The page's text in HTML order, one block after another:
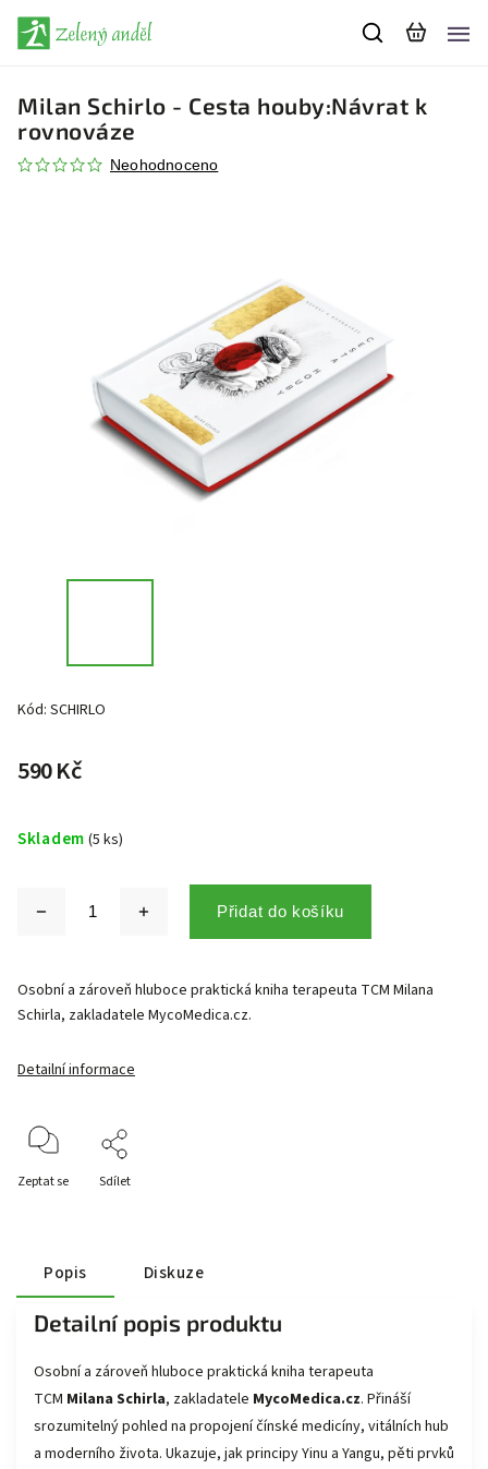
Milan Schirlo - Cesta houby:Návrat k
rovnováze
Neohodnoceno
Kód: SCHIRLO
590 Kč
Skladem (5 ks)
Přidat do košíku
Osobní a zároveň hluboce praktická kniha terapeuta TCM Milana
Schirla, zakladatele MycoMedica.cz.
Detailní informace
Zeptat se Sdílet
Popis Diskuze
Detailní popis produktu
Osobní a zároveň hluboce praktická kniha terapeuta
TCM Milana Schirla, zakladatele MycoMedica.cz. Přináší
srozumitelný pohled na propojení čínské medicíny, vitálních hub
a moderního života. Ukazuje, jak principy Yinu a Yangu, pěti prvků